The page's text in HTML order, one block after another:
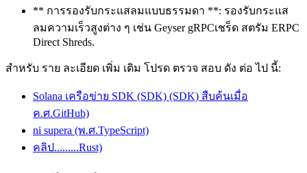
** การรองรับกระแสลมแบบธรรมดา **: รองรับกระแส
ลมความเร็วสูงต่าง ๆ เช่น Geyser gRPCเชร็ด สตรัม ERPC
Direct Shreds.
สําหรับ ราย ละเอียด เพิ่ม เติม โปรด ตรวจ สอบ ดัง ต่อ ไป นี้:
Solana เครือข่าย SDK (SDK) (SDK) สืบค้นเมื่อ
ค.ศ.GitHub)
ni supera (พ.ศ.TypeScript)
คลิป.........Rust)